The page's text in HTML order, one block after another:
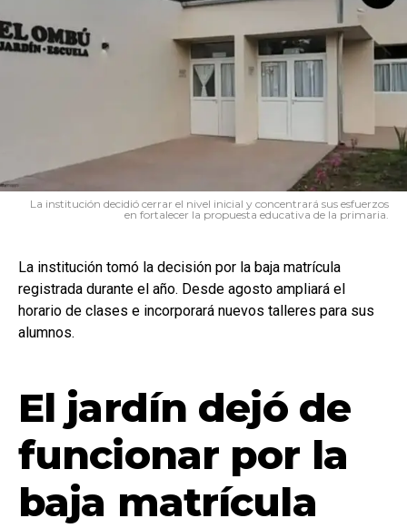
La institución decidió cerrar el nivel inicial y concentrará sus esfuerzos
en fortalecer la propuesta educativa de la primaria.
La institución tomó la decisión por la baja matrícula
registrada durante el año. Desde agosto ampliará el
horario de clases e incorporará nuevos talleres para sus
alumnos.
El jardín dejó de
funcionar por la
baja matrícula